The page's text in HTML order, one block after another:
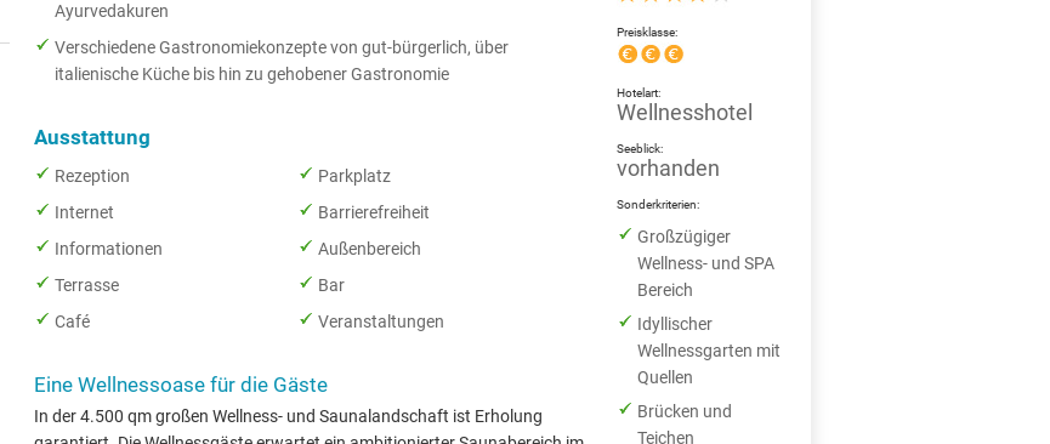
Ayurvedakuren
Verschiedene Gastronomiekonzepte von gut-bürgerlich, über
italienische Küche bis hin zu gehobener Gastronomie
Ausstattung
Rezeption
Parkplatz
Internet
Barrierefreiheit
Informationen
Außenbereich
Terrasse
Bar
Café
Veranstaltungen
Eine Wellnessoase für die Gäste
In der 4.500 qm großen Wellness- und Saunalandschaft ist Erholung
Preisklasse:
Hotelart:
Wellnesshotel
Seeblick:
vorhanden
Sonderkriterien:
Großzügiger
Wellness- und SPA
Bereich
Idyllischer
Wellnessgarten mit
Quellen
Brücken und
Teichen